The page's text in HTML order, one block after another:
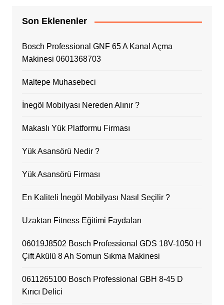
Son Eklenenler
Bosch Professional GNF 65 A Kanal Açma
Makinesi 0601368703
Maltepe Muhasebeci
İnegöl Mobilyası Nereden Alınır ?
Makaslı Yük Platformu Firması
Yük Asansörü Nedir ?
Yük Asansörü Firması
En Kaliteli İnegöl Mobilyası Nasıl Seçilir ?
Uzaktan Fitness Eğitimi Faydaları
06019J8502 Bosch Professional GDS 18V-1050 H
Çift Akülü 8 Ah Somun Sıkma Makinesi
0611265100 Bosch Professional GBH 8-45 D
Kırıcı Delici